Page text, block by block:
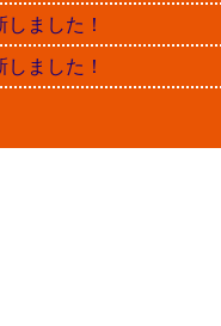
ました！
ました！